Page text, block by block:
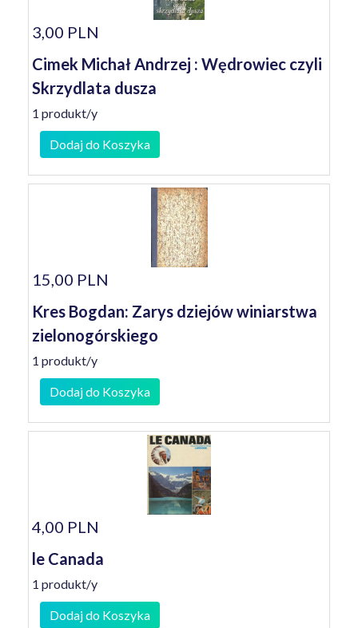
3,00 PLN
Cimek Michał Andrzej : Wędrowiec czyli
Skrzydlata dusza
1 produkt/y
Dodaj do Koszyka
15,00 PLN
Kres Bogdan: Zarys dziejów winiarstwa
zielonogórskiego
1 produkt/y
Dodaj do Koszyka
4,00 PLN
le Canada
1 produkt/y
Dodaj do Koszyka